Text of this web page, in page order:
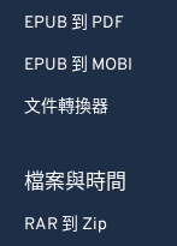
EPUB 到 PDF
EPUB 到 MOBI
文件轉換器
檔案與時間
RAR 到 Zip